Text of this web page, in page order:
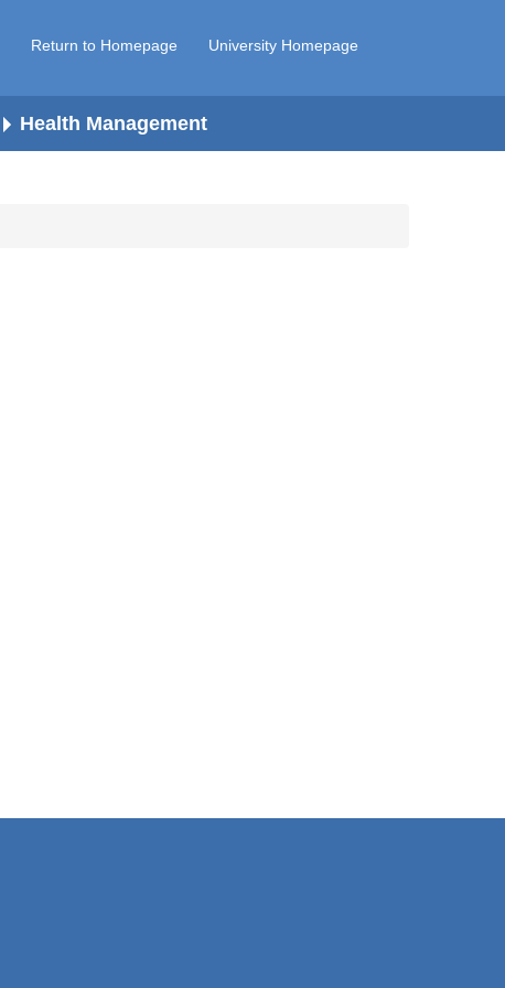
Return to Homepage University Homepage
Health Management